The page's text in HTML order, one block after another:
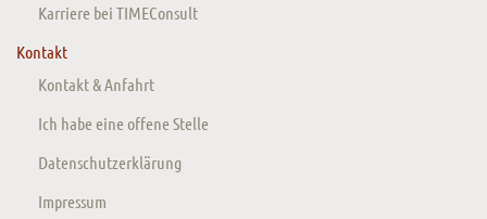
Karriere bei TIMEConsult
Kontakt
Kontakt & Anfahrt
Ich habe eine offene Stelle
Datenschutzerklärung
Impressum